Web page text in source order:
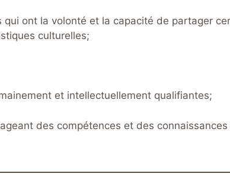
qui ont la volonté et la capacité de partager
culturelles;
et intellectuellement qualifiantes;
des compétences et des